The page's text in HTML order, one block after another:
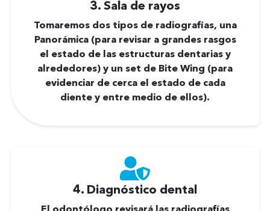
3. Sala de rayos
Tomaremos dos tipos de radiografías, una
Panorámica (para revisar a grandes rasgos
el estado de las estructuras dentarias y
alrededores) y un set de Bite Wing (para
evidenciar de cerca el estado de cada
diente y entre medio de ellos).
4. Diagnóstico dental